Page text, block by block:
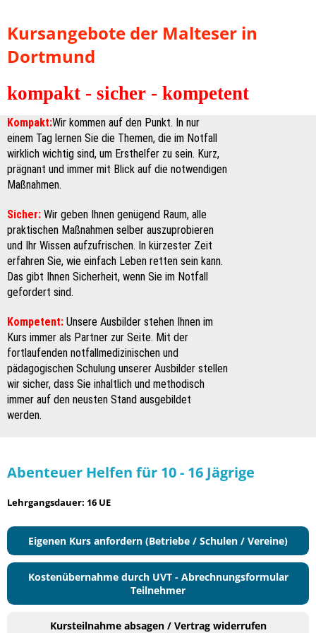
Kursangebote der Malteser in
Dortmund
kompakt - sicher - kompetent
Kompakt:Wir kommen auf den Punkt. In nur
einem Tag lernen Sie die Themen, die im Notfall
wirklich wichtig sind, um Ersthelfer zu sein. Kurz,
prägnant und immer mit Blick auf die notwendigen
Maßnahmen.
Sicher: Wir geben Ihnen genügend Raum, alle
praktischen Maßnahmen selber auszuprobieren
und Ihr Wissen aufzufrischen. In kürzester Zeit
erfahren Sie, wie einfach Leben retten sein kann.
Das gibt Ihnen Sicherheit, wenn Sie im Notfall
gefordert sind.
Kompetent: Unsere Ausbilder stehen Ihnen im
Kurs immer als Partner zur Seite. Mit der
fortlaufenden notfallmedizinischen und
pädagogischen Schulung unserer Ausbilder stellen
wir sicher, dass Sie inhaltlich und methodisch
immer auf den neusten Stand ausgebildet
werden.
Abenteuer Helfen für 10 - 16 Jägrige
Lehrgangsdauer: 16 UE
Eigenen Kurs anfordern (Betriebe / Schulen / Vereine)
Kostenübernahme durch UVT - Abrechnungsformular
Teilnehmer
Kursteilnahme absagen / Vertrag widerrufen